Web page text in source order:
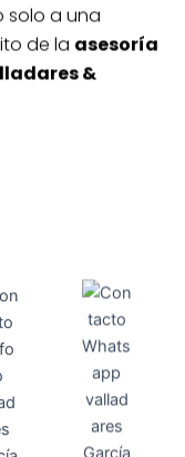
solo a una
de la asesoría
&